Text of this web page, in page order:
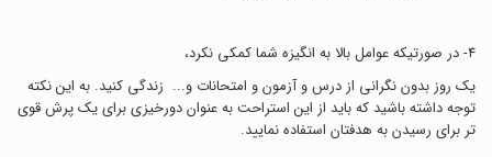
۴- در صورتیکه عوامل بالا به انگیزه شما کمکی نکرد،
يك روز بدون نگرانی از درس و آزمون و امتحانات و... زندگی کنید. به این نکته
توجه داشته باشید که باید از این استراحت به عنوان دورخیزی برای یک پرش قوی
تر برای رسیدن به هدفتان استفاده نمایید.